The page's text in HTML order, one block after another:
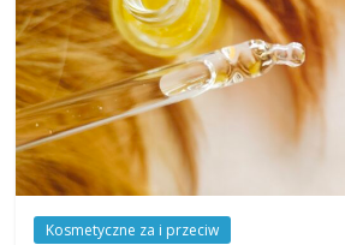
Kosmetyczne za i przeciw